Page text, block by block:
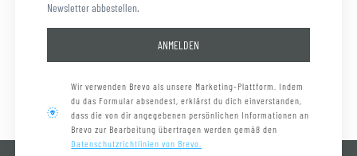
Newsletter abbestellen.
ANMELDEN
Wir verwenden Brevo als unsere Marketing-Plattform. Indem
du das Formular absendest, erklärst du dich einverstanden,
dass die von dir angegebenen persönlichen Informationen an
Brevo zur Bearbeitung übertragen werden gemäß den
Datenschutzrichtlinien von Brevo.